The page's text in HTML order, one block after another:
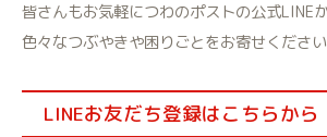
皆さんもお気軽につわのポストの公式LINE
色々なつぶやきや困りごとをお寄せください
LINEお友だち登録はこちらから